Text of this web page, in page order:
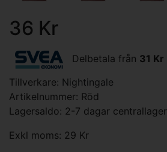
36 Kr
Delbetala från 31 Kr
Tillverkare: Nightingale
Artikelnummer: Röd
Lagersaldo: 2-7 dagar centrallager
Exkl moms: 29 Kr